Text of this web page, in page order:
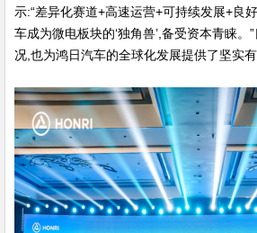
示:“差异化赛道+高速运营+可持续发展+良
车成为微电板块的‘独角兽’,备受资本青睐。
况,也为鸿日汽车的全球化发展提供了坚实有